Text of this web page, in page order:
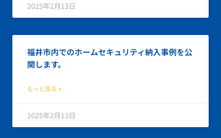
2025年2月13日
福井市内でのホームセキュリティ納入事例を公
開します。
もっと見る »
2025年2月13日